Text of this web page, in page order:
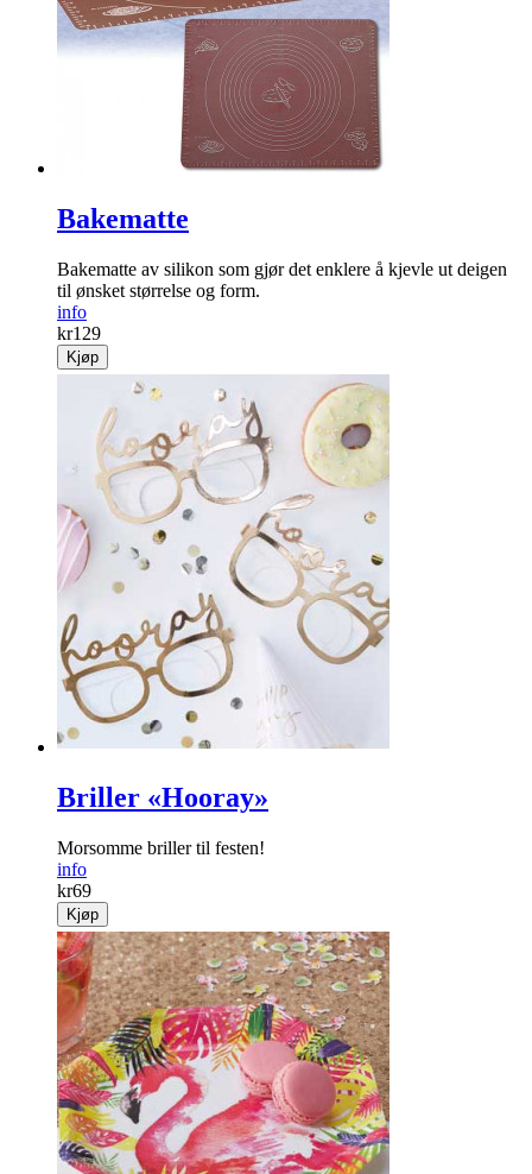
Bakematte
Bakematte av silikon som gjør det enklere å kjevle ut deigen
til ønsket størrelse og form.
info
kr129
Kjøp
Briller «Hooray»
Morsomme briller til festen!
info
kr69
Kjøp